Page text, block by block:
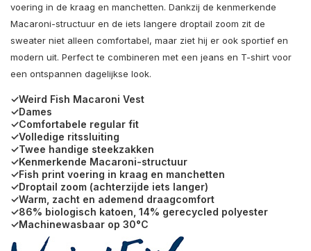
voering in de kraag en manchetten. Dankzij de kenmerkende
Macaroni-structuur en de iets langere droptail zoom zit de
sweater niet alleen comfortabel, maar ziet hij er ook sportief en
modern uit. Perfect te combineren met een jeans en T-shirt voor
een ontspannen dagelijkse look.
✓Weird Fish Macaroni Vest
✓Dames
✓Comfortabele regular fit
✓Volledige ritssluiting
✓Twee handige steekzakken
✓Kenmerkende Macaroni-structuur
✓Fish print voering in kraag en manchetten
✓Droptail zoom (achterzijde iets langer)
✓Warm, zacht en ademend draagcomfort
✓86% biologisch katoen, 14% gerecycled polyester
✓Machinewasbaar op 30°C